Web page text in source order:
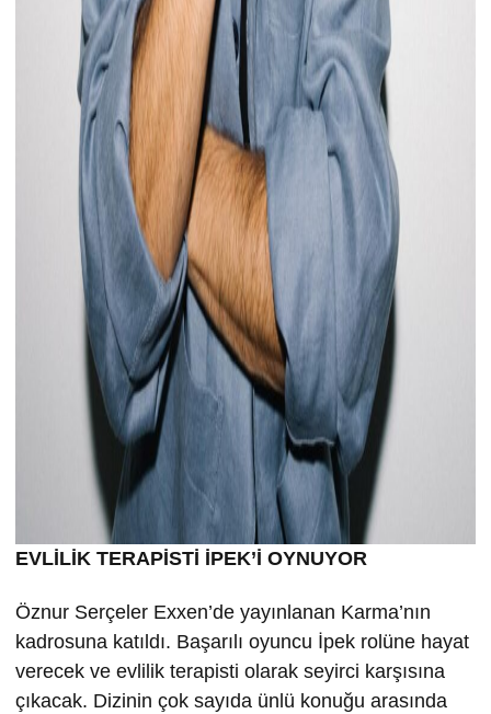
EVLİLİK TERAPİSTİ İPEK’İ OYNUYOR
Öznur Serçeler Exxen’de yayınlanan Karma’nın
kadrosuna katıldı. Başarılı oyuncu İpek rolüne hayat
verecek ve evlilik terapisti olarak seyirci karşısına
çıkacak. Dizinin çok sayıda ünlü konuğu arasında